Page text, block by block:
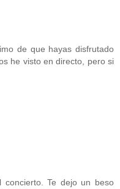
de que hayas disfrutado
he visto en directo, pero si
concierto. Te dejo un beso